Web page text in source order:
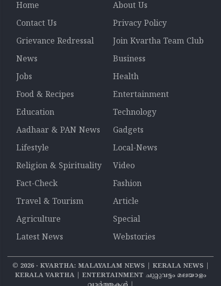
Home
About Us
Contact Us
Privacy Policy
Grievance Redressal
Join Kvartha Team Club
News
Business
Jobs
Health
Food & Recipes
Entertainment
Education
Technology
Aadhaar & PAN News
Gadgets
Lifestyle
Local-News
Religion & Spirituality
Video
Fact-Check
Fashion
Travel & Tourism
Article
Agriculture
Special
Latest News
Webstories
© 2026‧ KVARTHA: MALAYALAM NEWS | KERALA NEWS |
KERALA VARTHA | ENTERTAINMENT ചുറ്റുവട്ടം മലയാളം